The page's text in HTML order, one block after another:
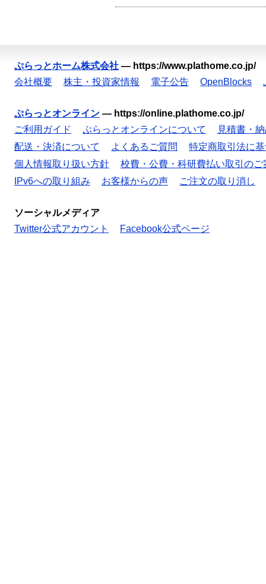
ぷらっとホーム株式会社 — https://www.plathome.co.jp/
会社概要
株主・投資家情報 電子公告 OpenBlocks
ぷらっとオンライン — https://online.plathome.co.jp/
ご利用ガイド
ぷらっとオンラインについて
見積書・
配送・決済について
よくあるご質問
特定商取引法に
個人情報取り扱い方針
校費・公費・科研費払い取引のご
IPv6への取り組み
お客様からの声 ご注文の取り消し
ソーシャルメディア
Twitter公式アカウント
Facebook公式ページ